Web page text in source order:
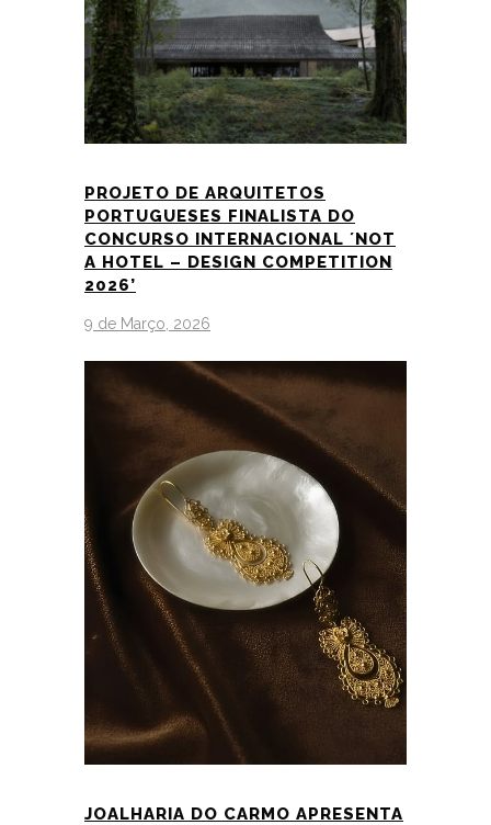
PROJETO DE ARQUITETOS
PORTUGUESES FINALISTA DO
CONCURSO INTERNACIONAL ´NOT
A HOTEL – DESIGN COMPETITION
2026’
9 de Março, 2026
JOALHARIA DO CARMO APRESENTA